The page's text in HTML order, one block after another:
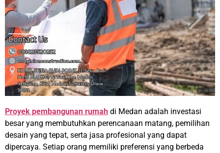
Proyek pembangunan rumah di Medan adalah investasi
besar yang membutuhkan perencanaan matang, pemilihan
desain yang tepat, serta jasa profesional yang dapat
dipercaya. Setiap orang memiliki preferensi yang berbeda